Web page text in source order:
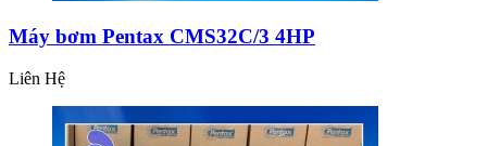
Máy bơm Pentax CMS32C/3 4HP
Liên Hệ